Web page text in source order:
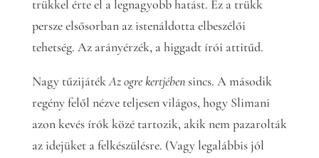
trükkel érte el a legnagyobb hatást. Ez a trükk
persze elsősorban az istenáldotta elbeszélői
tehetség. Az arányérzék, a higgadt írói attitűd.
Nagy tűzijátékAz ogre kertjébensincs. A második
regény felől nézve teljesen világos, hogy Slimani
azon kevés írók közé tartozik, akik nem pazarolták
az idejüket a felkészülésre. (Vagy legalábbis jól